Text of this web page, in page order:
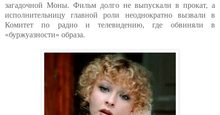
загадочной Моны. Фильм долго не выпускали в прокат, а
исполнительницу главной роли неоднократно вызвали в
Комитет по радио и телевидению, где обвиняли в
«буржуазности» образа.